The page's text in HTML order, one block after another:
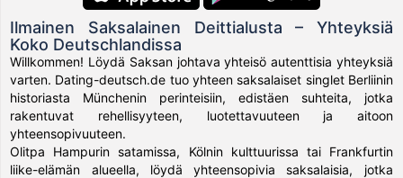
Ilmainen Saksalainen Deittialusta – Yhteyksiä
Koko Deutschlandissa
Willkommen! Löydä Saksan johtava yhteisö autenttisia yhteyksiä
varten. Dating-deutsch.de tuo yhteen saksalaiset singlet Berliinin
historiasta Münchenin perinteisiin, edistäen suhteita, jotka
rakentuvat rehellisyyteen, luotettavuuteen ja aitoon
yhteensopivuuteen.
Olitpa Hampurin satamissa, Kölnin kulttuurissa tai Frankfurtin
liike-elämän alueella, löydä yhteensopivia saksalaisia, jotka